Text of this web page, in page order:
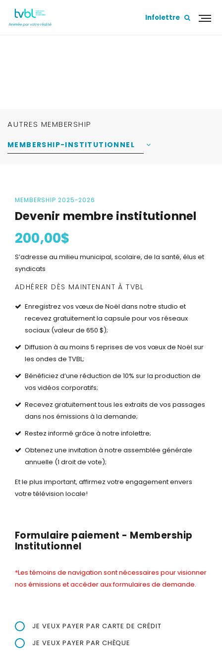
Infolettre
AUTRES MEMBERSHIP
MEMBERSHIP-INSTITUTIONNEL
MEMBERSHIP 2025-2026
Devenir membre institutionnel
200,00$
S’adresse au milieu municipal, scolaire, de la santé, élus et
syndicats
ADHÉRER DÈS MAINTENANT À TVBL
Enregistrez vos vœux de Noël dans notre studio et
recevez gratuitement la capsule pour vos réseaux
sociaux (valeur de 650 $);
Diffusion à au moins 5 reprises de vos vœux de Noël sur
les ondes de TVBL;
Bénéficiez d’une réduction de 10% sur la production de
vos vidéos corporatifs;
Recevez gratuitement tous les extraits de vos passages
dans nos émissions à la demande;
Restez informé grâce à notre infolettre;
Obtenez une invitation à notre assemblée générale
annuelle (1 droit de vote);
Et le plus important, affirmez votre engagement envers
votre télévision locale!
Formulaire paiement - Membership
Institutionnel
*Les témoins de navigation sont nécessaires pour visionner
nos émissions et accéder aux formulaires de demande.
JE VEUX PAYER PAR CARTE DE CRÉDIT
JE VEUX PAYER PAR CHÈQUE